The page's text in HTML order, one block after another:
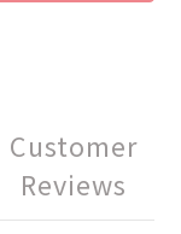
Customer
Reviews